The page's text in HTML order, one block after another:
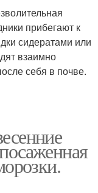
прибегают к
сидератами или
взаимно
себя в почве.